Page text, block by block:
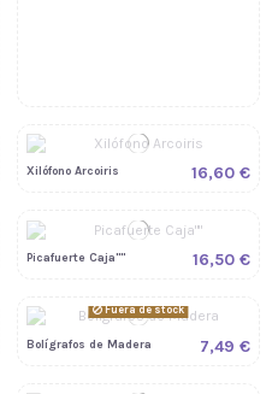
Xilófono Arcoiris 16,60 €
Picafuerte Caja"" 16,50 €
Fuera de stock
Bolígrafos de Madera 7,49 €